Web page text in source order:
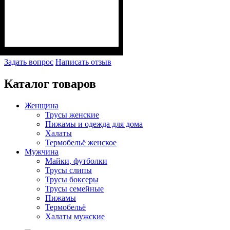
Задать вопрос Написать отзыв
Каталог товаров
Женщина
Трусы женские
Пижамы и одежда для дома
Халаты
Термобельё женское
Мужчина
Майки, футболки
Трусы слипы
Трусы боксеры
Трусы семейные
Пижамы
Термобельё
Халаты мужские